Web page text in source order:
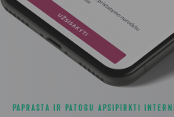
PAPRASTA IR PATOGU APSIPIRKTI